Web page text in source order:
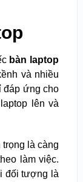
bàn laptop
và nhiều
đáp ứng cho
lên và
là càng
làm việc.
đối tượng là